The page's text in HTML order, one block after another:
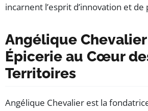
incarnent l’esprit d’innovation et
Angélique
Épicerie au Cœur
Territoires
Angélique Chevalier est la